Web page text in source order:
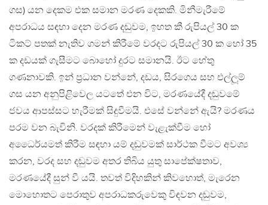
ගස) යන දෙකම එක සමාන මරණ දෙකකි. මිනීමැරීමේ
අපරාධය සඳහා දෙන මරණ දඬුවම, ඉහත කී රුපියල් 30 ක
ටිකට් පතක් නැතිව ගමන් කිරීමේ වරදට රුපියල් 30 ක හෝ 35
ක දඩයක් ගැසීමට බොහෝ දුරට සමානයි. ඊට හේතු
ගණනාවකි. ඉන් ප‍්‍රධාන වන්නේ, දඩය, සිරගෙය සහ එල්ලූම්
ගස යන අනුපිළිවෙල යටතේ එන විට, මරණයේදී දඬුවමේ
ජවය ආපස්සට හැරීමක් සිදුවීමයි. එසේ වන්නේ ඇයි? මරණය
පරම වන බැවිනි. වරදක් කිරීමෙන් වැළැක්වීම හෝ
අධෛර්යමත් කිරීම සඳහා යම් දඬුවමක් සාර්ථක වීමට අවශ්‍ය
කරන, වරද සහ දඬුවම අතර තිබිය යුතු සාපේක්ෂතාව,
මරණයේදී සුන් වී යයි. තවත් විදිහකින් කිවහොත්, මැරෙන
මොහොතට පෙරාතුව අපරාධකරුවෙකු විඳවන දඬුවම,